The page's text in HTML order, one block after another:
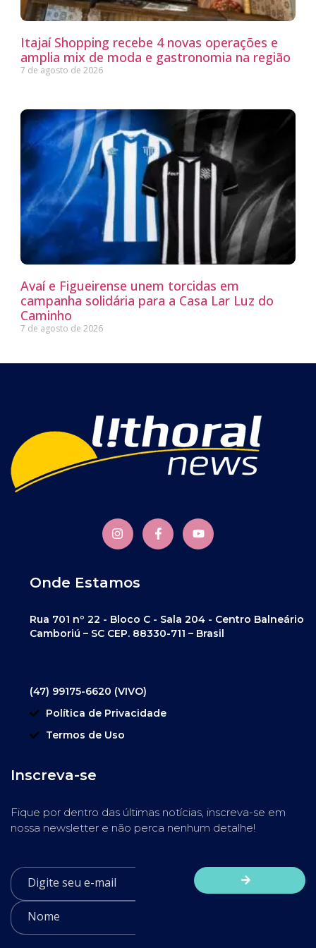
Itajaí Shopping recebe 4 novas operações e
amplia mix de moda e gastronomia na região
7 de agosto de 2026
Avaí e Figueirense unem torcidas em
campanha solidária para a Casa Lar Luz do
Caminho
7 de agosto de 2026
Onde Estamos
Rua 701 nº 22 - Bloco C - Sala 204 - Centro Balneário
Camboriú – SC CEP. 88330-711 – Brasil
(47) 99175-6620 (VIVO)
Política de Privacidade
Termos de Uso
Inscreva-se
Fique por dentro das últimas notícias, inscreva-se em
nossa newsletter e não perca nenhum detalhe!